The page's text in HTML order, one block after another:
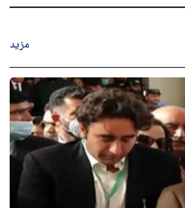
مزید